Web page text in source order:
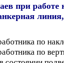
при работе
по
по